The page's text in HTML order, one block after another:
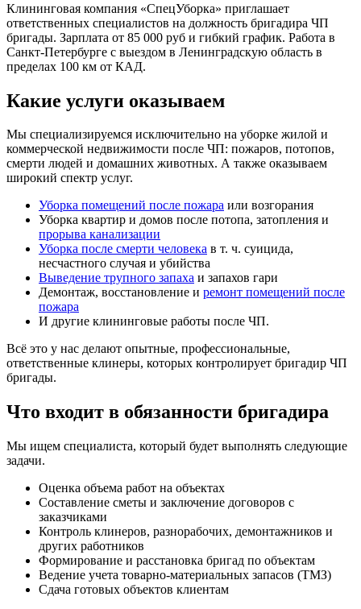
Клининговая компания «СпецУборка» приглашает
ответственных специалистов на должность бригадира ЧП
бригады. Зарплата от 85 000 руб и гибкий график. Работа в
Санкт-Петербурге с выездом в Ленинградскую область в
пределах 100 км от КАД.
Какие услуги оказываем
Мы специализируемся исключительно на уборке жилой и
коммерческой недвижимости после ЧП: пожаров, потопов,
смерти людей и домашних животных. А также оказываем
широкий спектр услуг.
Уборка помещений после пожара или возгорания
Уборка квартир и домов после потопа, затопления и
прорыва канализации
Уборка после смерти человека в т. ч. суицида,
несчастного случая и убийства
Выведение трупного запаха и запахов гари
Демонтаж, восстановление и ремонт помещений после
пожара
И другие клининговые работы после ЧП.
Всё это у нас делают опытные, профессиональные,
ответственные клинеры, которых контролирует бригадир ЧП
бригады.
Что входит в обязанности бригадира
Мы ищем специалиста, который будет выполнять следующие
задачи.
Оценка объема работ на объектах
Составление сметы и заключение договоров с
заказчиками
Контроль клинеров, разнорабочих, демонтажников и
других работников
Формирование и расстановка бригад по объектам
Ведение учета товарно-материальных запасов (ТМЗ)
Сдача готовых объектов клиентам